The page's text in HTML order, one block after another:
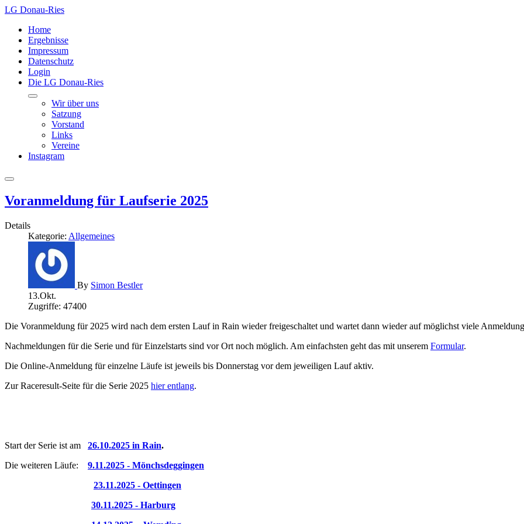
LG Donau-Ries
Home
Ergebnisse
Impressum
Datenschutz
Login
Die LG Donau-Ries
Wir über uns
Satzung
Vorstand
Links
Vereine
Instagram
Voranmeldung für Laufserie 2025
Details
Kategorie: Allgemeines
By Simon Bestler
13.Okt.
Zugriffe: 47400
Die Voranmeldung für 2025 wird nach dem ersten Lauf in Rain wieder freigeschaltet und wartet dann wieder auf möglichst viele
Nachmeldungen für die Serie und für Einzelstarts sind vor Ort noch möglich. Am einfachsten geht das mit unserem Formular.
Die Online-Anmeldung für einzelne Läufe ist jeweils bis Donnerstag vor dem jeweiligen Lauf aktiv.
Zur Raceresult-Seite für die Serie 2025 hier entlang.
Start der Serie ist am 26.10.2025 in Rain.
Die weiteren Läufe:
9.11.2025 - Mönchsdeggingen
23.11.2025 - Oettingen
30.11.2025 - Harburg